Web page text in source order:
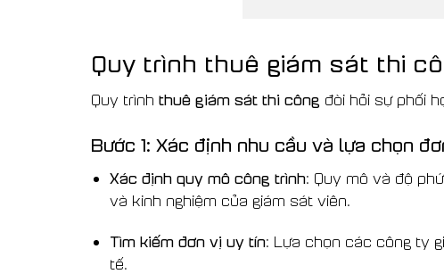
Quy trình thuê giám sát thi
Quy trình thuê giám sát thi công đòi hỏi sự phối
Bước 1: Xác định nhu cầu và lựa chọn
Xác định quy mô công trình: Quy mô và độ
và kinh nghiệm của giám sát viên.
Tìm kiếm đơn vị uy tín: Lựa chọn các công ty
tế.